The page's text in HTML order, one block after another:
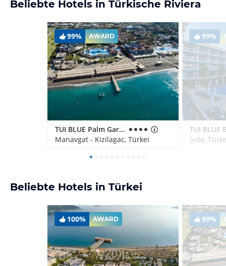
Beliebte Hotels in Türkische Riviera
99% AWARD
TUI BLUE Palm Garden
Manavgat - Kizilagac, Türkei
99%
Side,
Beliebte Hotels in Türkei
100% AWARD 99%